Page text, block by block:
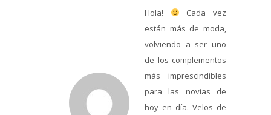
Hola!
Cada vez
están más de moda,
volviendo a ser uno
de los complementos
más imprescindibles
para las novias de
hoy en día. Velos de